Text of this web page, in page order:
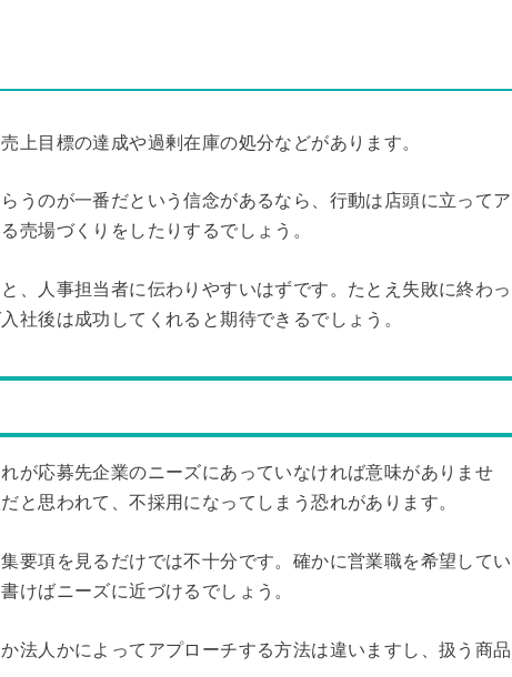
上目標の達成や過剰在庫の処分などがあります。
うのが一番だという信念があるなら、行動は店頭に立ってア
売場づくりをしたりするでしょう。
、人事担当者に伝わりやすいはずです。たとえ失敗に終わっ
社後は成功してくれると期待できるでしょう。
が応募先企業のニーズにあっていなければ意味がありませ
と思われて、不採用になってしまう恐れがあります。
要項を見るだけでは不十分です。確かに営業職を希望してい
けばニーズに近づけるでしょう。
法人かによってアプローチする方法は違いますし、扱う商品